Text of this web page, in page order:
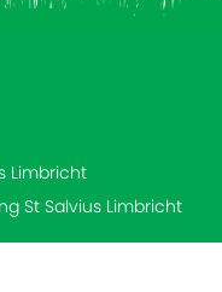
Limbricht
St Salvius Limbricht